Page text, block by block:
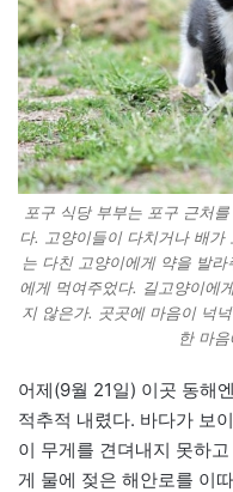
포구 식당 부부는 포구 근처
다. 고양이들이 다치거나 배
는 다친 고양이에게 약을 발
에게 먹여주었다. 길고양이에
지 않은가. 곳곳에 마음이 넉
한 마
어제(9월 21일) 이곳 동해
적추적 내렸다. 바다가 보
이 무게를 견뎌내지 못하
게 물에 젖은 해안로를 이